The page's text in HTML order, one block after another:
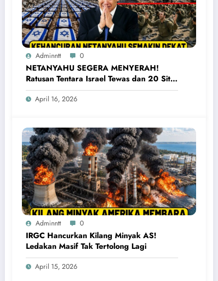
Adminntt 0
NETANYAHU SEGERA MENYERAH!
Ratusan Tentara Israel Tewas dan 20 Situs
Penting Meledak
April 16, 2026
Adminntt 0
IRGC Hancurkan Kilang Minyak AS!
Ledakan Masif Tak Tertolong Lagi
April 15, 2026